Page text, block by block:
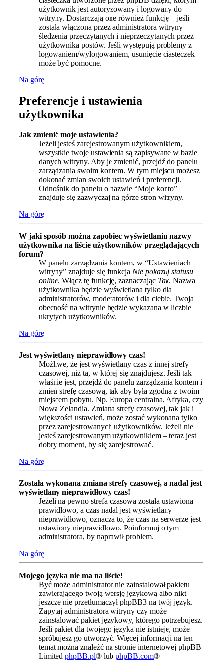
użytkownik jest autoryzowany i logowany do
witryny. Dostarczają one również funkcję – jeśli
została włączona przez administratora witryny –
śledzenia przeczytanych i nieprzeczytanych przez
użytkownika postów. Jeśli występują problemy z
logowaniem/wylogowaniem, usunięcie ciasteczek
może być pomocne.
Na górę
Preferencje i ustawienia
użytkownika
Jak zmienić moje ustawienia?
Jeżeli jesteś zarejestrowanym użytkownikiem,
wszystkie twoje ustawienia są zapisywane w bazie
danych witryny. Aby je zmienić, przejdź do panelu
zarządzania swoim kontem. W tym miejscu możesz
dokonać zmian swoich ustawień i preferencji.
Odnośnik do panelu o nazwie “Moje konto”
znajduje się zazwyczaj na górze stron witryny.
Na górę
W jaki sposób można zapobiec wyświetlaniu nazwy
użytkownika na liście użytkowników przeglądających
forum?
W panelu zarządzania kontem, w “Ustawieniach
witryny” znajduje się funkcja Nie pokazuj statusu
online. Włącz tę funkcję, zaznaczając Tak. Nazwa
użytkownika będzie wyświetlana tylko dla
administratorów, moderatorów i dla ciebie. Twoja
obecność na witrynie będzie wykazana w liczbie
ukrytych użytkowników.
Na górę
Jest wyświetlany nieprawidłowy czas!
Możliwe, że jest wyświetlany czas z innej strefy
czasowej, niż ta, w której się znajdujesz. Jeśli tak
właśnie jest, przejdź do panelu zarządzania kontem i
zmień strefę czasową, tak aby była zgodna z twoim
miejscem pobytu. Np. Europa centralna, Afryka, czy
Nowa Zelandia. Zmiana strefy czasowej, tak jak i
większości ustawień, może zostać wykonana tylko
przez zarejestrowanych użytkowników. Jeżeli nie
jesteś zarejestrowanym użytkownikiem – teraz jest
dobry moment, by się zarejestrować.
Na górę
Została wykonana zmiana strefy czasowej, a nadal jest
wyświetlany nieprawidłowy czas!
Jeżeli na pewno strefa czasowa została ustawiona
prawidłowo, a czas nadal jest wyświetlany
nieprawidłowo, oznacza to, że czas na serwerze jest
ustawiony nieprawidłowo. Poinformuj o tym
administratora, by naprawił problem.
Na górę
Mojego języka nie ma na liście!
Być może administrator nie zainstalował pakietu
zawierającego twoją wersję językową albo nikt
jeszcze nie przetłumaczył phpBB3 na twój język.
Zapytaj administratora witryny czy może
zainstalować pakiet językowy, którego potrzebujesz.
Jeśli pakiet dla twojego języka nie istnieje, może
spróbujesz go utworzyć. Więcej informacji na ten
temat można znaleźć na stronie internetowej phpBB
Limited phpBB.pl® lub phpBB.com®